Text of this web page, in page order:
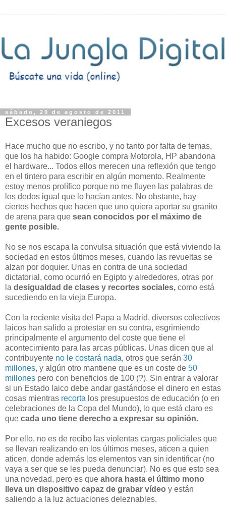
sábado, 20 de agosto de 2011
Excesos veraniegos
Hace mucho que no escribo, y no tanto por falta de temas,
que los ha habido: Google compra Motorola, HP abandona
el hardware... Todos ellos merecen una reflexión que tengo
en el tintero para escribir en algún momento. Realmente
estoy menos prolífico porque no me fluyen las palabras de
los dedos igual que lo hacían antes. No obstante, hay
ciertos hechos que hacen que uno quiera aportar su granito
de arena para que sean conocidos por el máximo de
gente posible.
No se nos escapa la convulsa situación que está viviendo la
sociedad en estos últimos meses, cuando las revueltas se
alzan por doquier. Unas en contra de una sociedad
dictatorial, como ocurrió en Egipto y alrededores, otras por
la desigualdad de clases y recortes sociales, como está
sucediendo en la vieja Europa.
Con la reciente visita del Papa a Madrid, diversos colectivos
laicos han salido a protestar en su contra, esgrimiendo
principalmente el argumento del coste que tiene el
acontecimiento para las arcas públicas. Unas dicen que al
contribuyente no le costará nada, otros que serán 30
millones, y algún otro mantiene que es un coste de 50
millones pero con beneficios de 100 (?). Sin entrar a valorar
si un Estado laico debe andar gastándose el dinero en estas
cosas mientras recorta los presupuestos de educación (o en
celebraciones de la Copa del Mundo), lo que está claro es
que cada uno tiene derecho a expresar su opinión.
Por ello, no es de recibo las violentas cargas policiales que
se llevan realizando en los últimos meses, aticen a quien
aticen, donde además los elementos van sin identificar (no
vaya a ser que se les pueda denunciar). No es que esto sea
una novedad, pero es que ahora hasta el último mono
lleva un dispositivo capaz de grabar vídeo y están
saliendo a la luz actuaciones deleznables.